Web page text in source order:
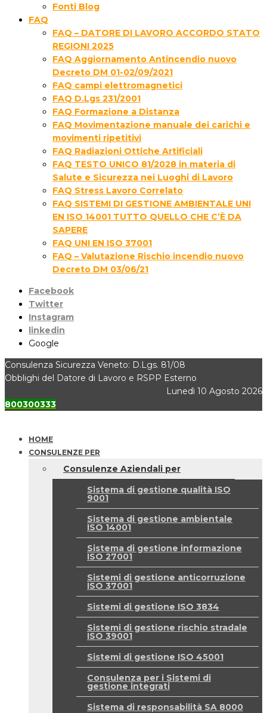
Fonti Blog
FAQ
FAQ – DATORE DI LAVORO ACCORDO STATO
REGIONI 2025
FAQ Aggiornamento Antincendio nuovo
Decreto DM 01-02/09/2021
FAQ campi elettromagnetici
FAQ D.Lgs 231/2001
FAQ Formazione a Distanza
FAQ Movimentazione manuale dei carichi e
movimenti ripetitivi
FAQ Radiazioni Ottiche Artificiali
FAQ TESTO UNICO 81/2028 in materia di
Salute e Sicurezza nei Luoghi di Lavoro
FAQ Stress Lavoro Correlato
FAQ SISTEMI DI GESTIONE AMBIENTALE UNI
EN ISO 14001 TUTTO QUELLO CHE C’È DA
SAPERE
FAQ UNI EN ISO 37001
FAQ – Valutazione Rischio incendio nuovo
Decreto DM 03/06/21
Facebook
Twitter
Instagram
linkedin
Google
Consulenza Sicurezza Veneto: D.Lgs. 81/08
Obblighi del Datore di Lavoro e RSPP Esterno
Lunedì 10 Agosto 2026
800300333
HOME
CONSULENZE PER
Consulenze Aziendali per
Sistema di gestione qualità ISO
9001
Sistema di gestione ambientale
ISO 14001
Sistema di gestione informazione
ISO 27001
Sistemi di gestione anticorruzione
ISO 37001
Sistemi di gestione ISO 3834
Sistemi di gestione rischio stradale
ISO 39001
Sistemi di gestione ISO 45001
Consulenza per i Sistemi di
gestione integrati
Sistema di responsabilità SA 8000